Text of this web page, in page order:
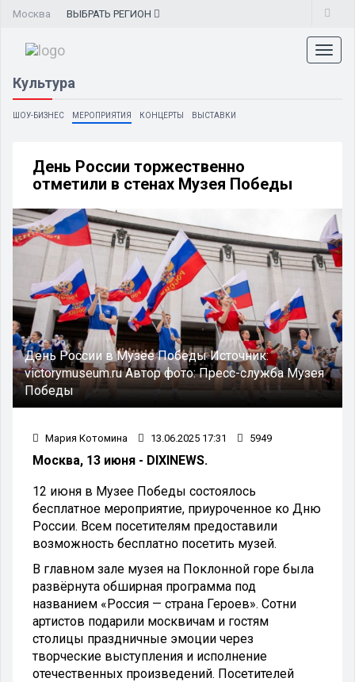
Москва ВЫБРАТЬ РЕГИОН
Культура
ШОУ-БИЗНЕС МЕРОПРИЯТИЯ КОНЦЕРТЫ ВЫСТАВКИ
День России торжественно
отметили в стенах Музея Победы
День России в Музее ПобедыИсточник:
victorymuseum.ruАвтор фото:Пресс-служба Музея
Победы
Мария Котомина 13.06.2025 17:31 5949
Москва, 13 июня - DIXINEWS.
12 июня в Музее Победы состоялось
бесплатное мероприятие, приуроченное ко Дню
России. Всем посетителям предоставили
возможность бесплатно посетить музей.
В главном зале музея на Поклонной горе была
развёрнута обширная программа под
названием «Россия — страна Героев». Сотни
артистов подарили москвичам и гостям
столицы праздничные эмоции через
творческие выступления и исполнение
отечественных произведений. Посетителей